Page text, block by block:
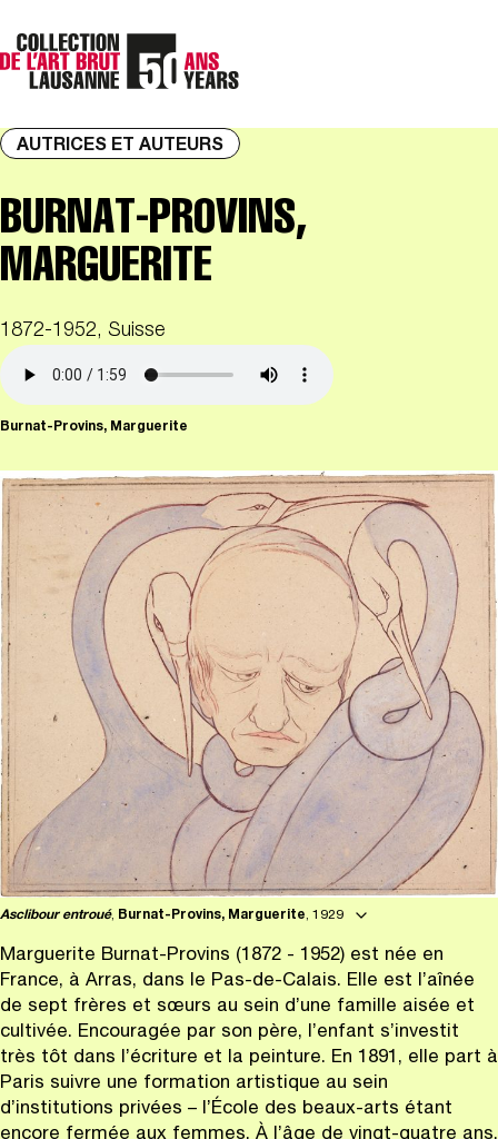
Asclibour entroué, Burnat-Provins, Marguerite, 1929
AUTRICES ET AUTEURS
BURNAT-PROVINS,
MARGUERITE
1872-1952, Suisse
Burnat-Provins, Marguerite
Marguerite Burnat-Provins (1872 - 1952) est née en
France, à Arras, dans le Pas-de-Calais. Elle est l’aînée
de sept frères et sœurs au sein d’une famille aisée et
cultivée. Encouragée par son père, l’enfant s’investit
très tôt dans l’écriture et la peinture. En 1891, elle part à
Paris suivre une formation artistique au sein
d’institutions privées – l’École des beaux-arts étant
encore fermée aux femmes. À l’âge de vingt-quatre ans,